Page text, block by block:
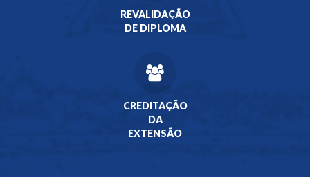
REVALIDAÇÃO
DE DIPLOMA
CREDITAÇÃO
DA
EXTENSÃO